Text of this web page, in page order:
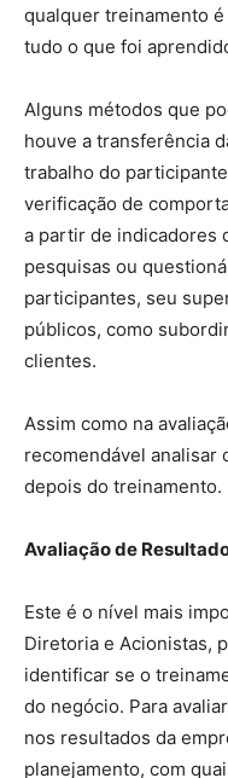
qualquer treinamento
tudo o que foi
Alguns métodos que
houve a transferência
trabalho do
verificação de
a partir de indicadores
pesquisas ou
participantes, seu
públicos, como
clientes.
Assim como na
recomendável analisar
depois do treinamento.
Avaliaçãode
Este é o nível mais
Diretoria e Acionistas,
identificar se o
do negócio. Para
nos resultados da
planejamento, com